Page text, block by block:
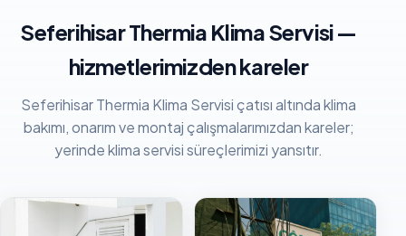
Seferihisar Thermia Klima Servisi —
hizmetlerimizden kareler
Seferihisar Thermia Klima Servisi çatısı altında klima
bakımı, onarım ve montaj çalışmalarımızdan kareler;
yerinde klima servisi süreçlerimizi yansıtır.